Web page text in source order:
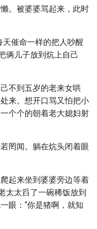
。被婆婆骂起来，此时
天催命一样的把人吵醒
俩儿子放到炕上自己
不到五岁的老来女哄
来。想开口骂又怕把小
个个的朝着老大媳妇射
罔闻。躺在炕头闭着眼
起来坐到婆婆旁边等着
太太舀了一碗稀饭放到
眼：“你是猪啊，就知